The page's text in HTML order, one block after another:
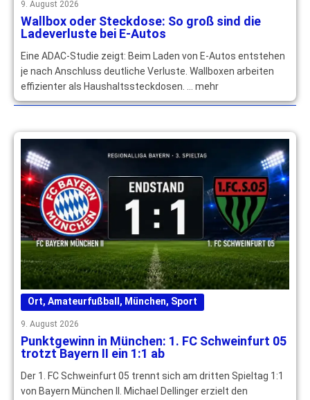
9. August 2026
Wallbox oder Steckdose: So groß sind die
Ladeverluste bei E-Autos
Eine ADAC-Studie zeigt: Beim Laden von E-Autos entstehen
je nach Anschluss deutliche Verluste. Wallboxen arbeiten
effizienter als Haushaltssteckdosen. … mehr
Ort, Amateurfußball , München, Sport
9. August 2026
Punktgewinn in München: 1. FC Schweinfurt 05
trotzt Bayern II ein 1:1 ab
Der 1. FC Schweinfurt 05 trennt sich am dritten Spieltag 1:1
von Bayern München II. Michael Dellinger erzielt den